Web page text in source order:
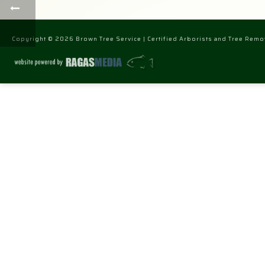
Copyright © 2026 Brown Tree Service | Certified Arborists and Tree